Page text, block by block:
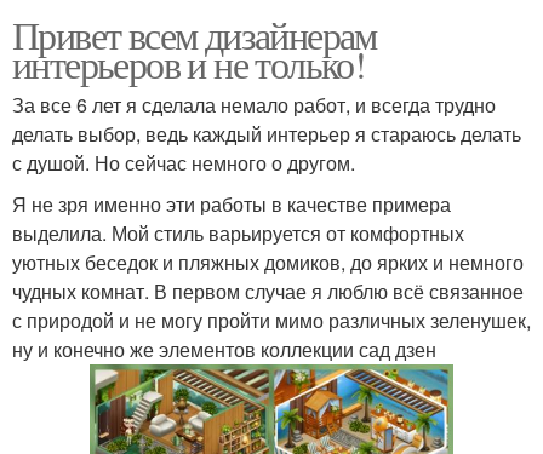
Привет всем дизайнерам
интерьеров и не только!
За все 6 лет я сделала немало работ, и всегда трудно
делать выбор, ведь каждый интерьер я стараюсь делать
с душой. Но сейчас немного о другом.
Я не зря именно эти работы в качестве примера
выделила. Мой стиль варьируется от комфортных
уютных беседок и пляжных домиков, до ярких и немного
чудных комнат. В первом случае я люблю всё связанное
с природой и не могу пройти мимо различных зеленушек,
ну и конечно же элементов коллекции сад дзен